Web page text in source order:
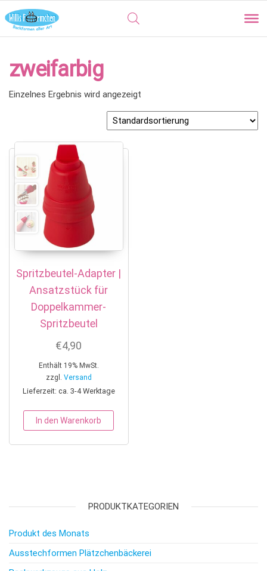
zweifarbig
Einzelnes Ergebnis wird angezeigt
Spritzbeutel-Adapter |
Ansatzstück für
Doppelkammer-
Spritzbeutel
€4,90
Enthält 19% MwSt.
zzgl. Versand
Lieferzeit: ca. 3-4 Werktage
In den Warenkorb
PRODUKTKATEGORIEN
Produkt des Monats
Ausstechformen Plätzchenbäckerei